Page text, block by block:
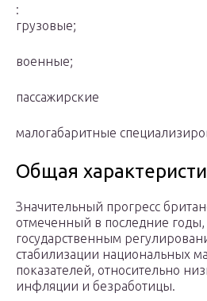
:
грузовые;
военные;
пассажирские
малогабаритные
Общая
Значительный прогресс
отмеченный в последние годы,
государственным
стабилизации национальных
показателей, относительно
инфляции и безработицы.